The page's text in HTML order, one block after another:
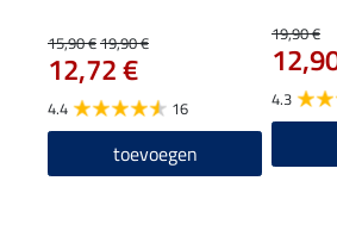
15,90 €19,90 €
12,72 €
4.4 16
toevoegen
19,90 €
4.3